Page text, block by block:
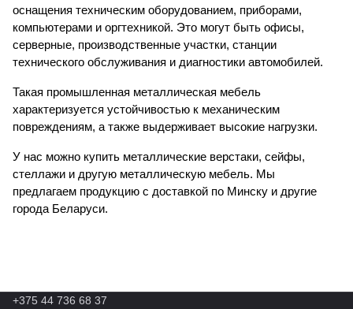
оснащения техническим оборудованием, приборами,
компьютерами и оргтехникой. Это могут быть офисы,
серверные, производственные участки, станции
технического обслуживания и диагностики автомобилей.
Такая промышленная металлическая мебель
характеризуется устойчивостью к механическим
повреждениям, а также выдерживает высокие нагрузки.
У нас можно купить металлические верстаки, сейфы,
стеллажи и другую металлическую мебель. Мы
предлагаем продукцию с доставкой по Минску и другие
города Беларуси.
+375 44 736 68 37